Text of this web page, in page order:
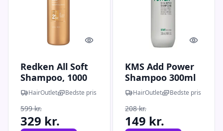
Quick look
Redken All Soft
Shampoo, 1000
mlHairOutlet Bedste pris
599 kr.
329 kr.
Quick
KMS Add Power
Shampoo 300ml
HairOutlet Bedste pris
208 kr.
149 kr.